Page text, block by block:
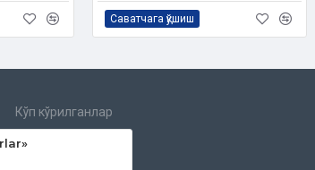
ygit
ahdi
chetida dor
Kalaviy
qo'ynida mash'alalar
Саватчага қўшиш
Кўп кўрилганлар